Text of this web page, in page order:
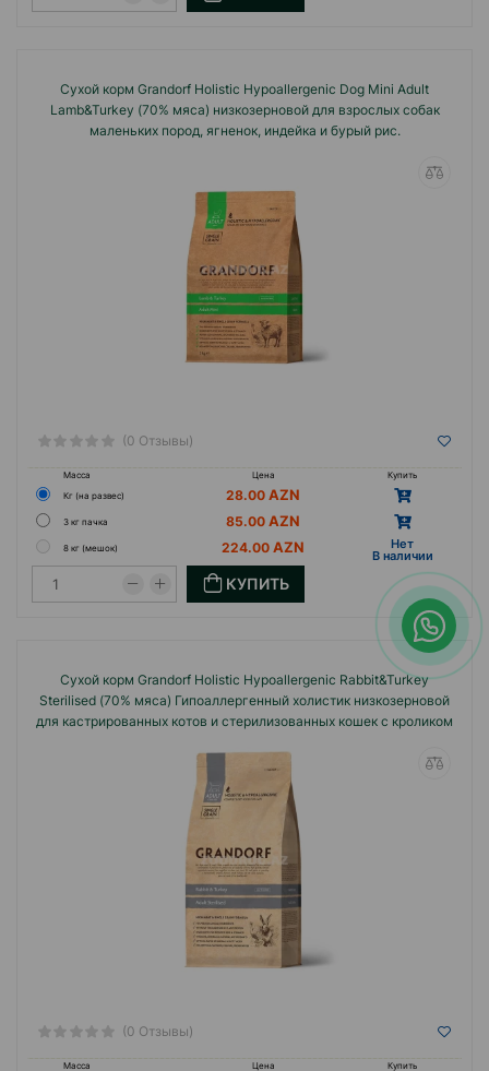
Сухой корм Grandorf Holistiс Hypoallergenic Dog Mini Adult
Lamb&Turkey (70% мяса) низкозерновой для взрослых собак
маленьких пород, ягненок, индейка и бурый рис.
(0 Отзывы)
Масса Цена
Купить
Кг (на развес)
28.00
3 кг пачка 85.00
8 кг (мешок) 224.00 Hет
B наличии
КУПИТЬ
Сухой корм Grandorf Holistiс Hypoallergenic Rabbit&Turkey
Sterilised (70% мяса) Гипоаллергенный холистик низкозерновой
для кастрированных котов и стерилизованных кошек с кроликом
(0 Отзывы)
Масса Цена
Купить